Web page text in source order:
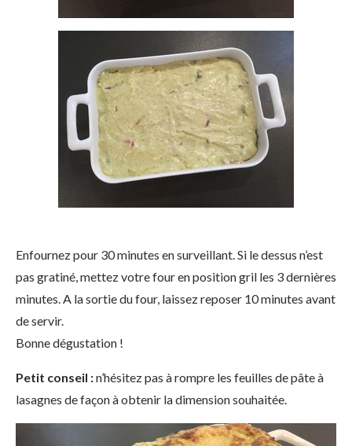
Enfournez pour 30 minutes en surveillant. Si le dessus n’est
pas gratiné, mettez votre four en position gril les 3 dernières
minutes. A la sortie du four, laissez reposer 10 minutes avant
de servir.
Bonne dégustation !
Petit conseil :n’hésitez pas à rompre les feuilles de pâte à
lasagnes de façon à obtenir la dimension souhaitée.